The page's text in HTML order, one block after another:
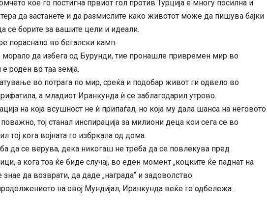
кое го постигна првиот гол против Турција е многу посилна и
да застанете и да размислите како животот може да пишува бајки
се борите за вашите цели и идеали.
пораснало во бегалски камп.
морало да избега од Бурунди, тие пронашле привремен мир во
е роден во таа земја.
во потрага по мир, среќа и подобар живот ги одвело во
а младиот Иранкунда ѝ се заблагодарил утрово.
на која всушност не ѝ припаѓал, но која му дала шанса на неговото
тој станал инспирација за милиони деца кои сега се во
тој кога војната го избркала од дома.
да се верува, дека никогаш не треба да се повлекува пред
а кога тоа ќе биде случај, во еден момент „коцките ќе паднат на
да возврати, да даде „награда“ и задоволство.
на овој Мундијал, Иранкунда веќе го одбележа…